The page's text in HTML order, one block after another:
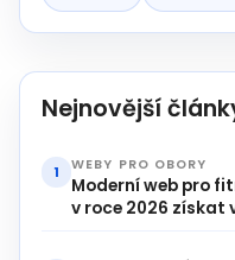
Nejnovější
1 WEBY PRO OBORY
Moderní web pro
v roce 2026 získat